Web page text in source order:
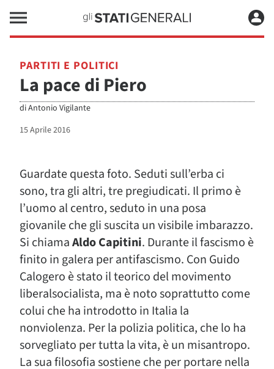
PARTITI E POLITICI
La pace di Piero
diAntonio Vigilante
15 Aprile 2016
Guardate questa foto. Seduti sull’erba ci
sono, tra gli altri, tre pregiudicati. Il primo è
l’uomo al centro, seduto in una posa
giovanile che gli suscita un visibile imbarazzo.
Si chiamaAldo Capitini. Durante il fascismo è
finito in galera per antifascismo. Con Guido
Calogero è stato il teorico del movimento
liberalsocialista, ma è noto soprattutto come
colui che ha introdotto in Italia la
nonviolenza. Per la polizia politica, che lo ha
sorvegliato per tutta la vita, è un misantropo.
La sua filosofia sostiene che per portare nella